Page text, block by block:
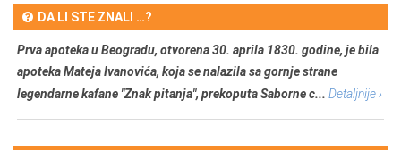
DA LI STE ZNALI …?
Prva apoteka u Beogradu, otvorena 30. aprila 1830. godine, je bila
apoteka Mateja Ivanovića, koja se nalazila sa gornje strane
legendarne kafane "Znak pitanja", prekoputa Saborne c... Detaljnije ›